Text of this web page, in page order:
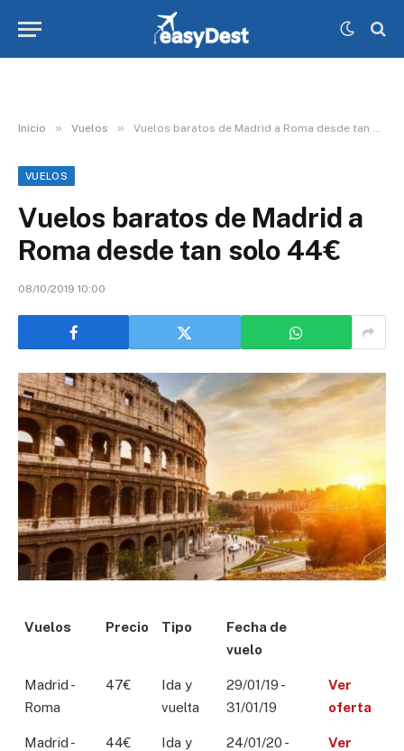
Inicio » Vuelos » Vuelos baratos de Madrid a Roma desde tan solo 44€
VUELOS
Vuelos baratos de Madrid a
Roma desde tan solo 44€
08/10/2019 10:00
Vuelos Precio Tipo
Fecha de
vuelo
Madrid -
Roma
47€
Ida y
vuelta
29/01/19 -
31/01/19
Ver
oferta
Madrid -
44€
Ida y
24/01/20 -
Ver